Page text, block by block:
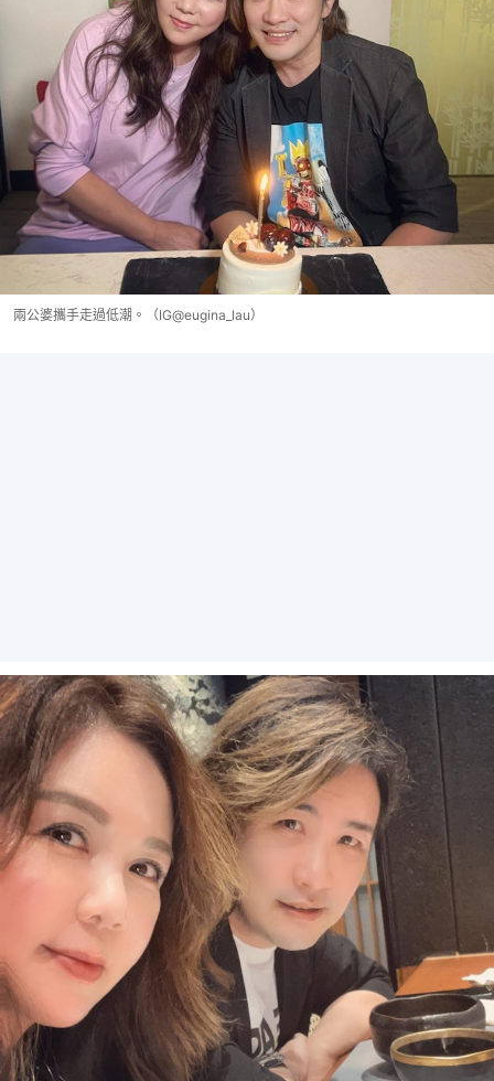
兩公婆攜手走過低潮。（IG@eugina_lau）